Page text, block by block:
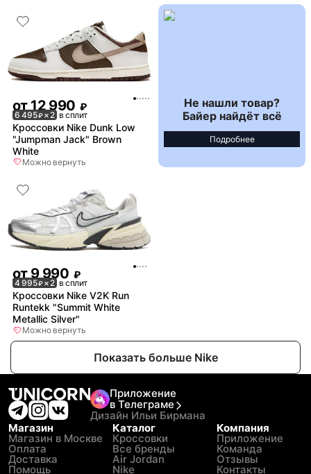
от 12 990 ₽
6 495₽× 2 в сплит
Кроссовки Nike Dunk Low
"Jumpman Jack" Brown
White
Можно вернуть
Не нашли товар?
Байер найдёт всё
Подробнее
от9 990 ₽
4 995₽× 2 в сплит
Кроссовки Nike V2K Run
Runtekk "Summit White
Metallic Silver"
Можно вернуть
Показать больше Nike
Приложение
в Телеграме
Дизайн Ильи Бирмана
Магазин
Магазин в Москве
Оплата
Доставка
Помощь
Каталог
Кроссовки
Все бренды
Air Jordan
Nike
Компания
Приложение
Команда
Отзывы
Контакты